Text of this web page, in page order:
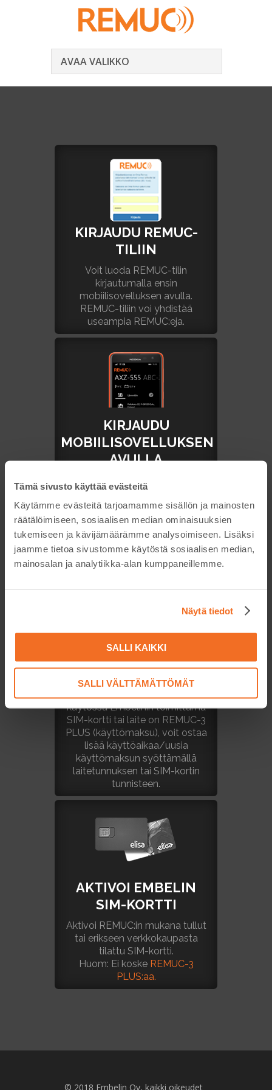
Tämä sivusto käyttää evästeitä
Käytämme evästeitä tarjoamamme sisällön ja mainosten
räätälöimiseen, sosiaalisen median ominaisuuksien
tukemiseen ja kävijämäärämme analysoimiseen. Lisäksi
jaamme tietoa sivustomme käytöstä sosiaalisen median,
mainosalan ja analytiikka-alan kumppaneillemme.
Näytä tiedot
SALLI KAIKKI
SALLI VÄLTTÄMÄTTÖMÄT
AVAA VALIKKO
KIRJAUDU REMUC-
TILIIN
Voit luoda REMUC-tilin
kirjautumalla ensin
mobiilisovelluksen avulla.
REMUC-tiliin voi yhdistää
useampia REMUC:eja.
KIRJAUDU
MOBIILISOVELLUKSEN
AVULLA
Mobiilisovelluksen "Kirjaudu Oma
REMUC:iin"-painikkeella saat
tunnistenumeron, jolla voi
kirjautua palveluun.
UUSI KÄYTTÖMAKSU
(REMUC-3 PLUS)
Jos REMUC-laitteessasi on
käytössä Embelinin toimittama
SIM-kortti tai laite on REMUC-3
PLUS (käyttömaksu), voit ostaa
lisää käyttöaikaa/uusia
käyttömaksun syöttämällä
laitetunnuksen tai SIM-kortin
tunnisteen.
AKTIVOI EMBELIN
SIM-KORTTI
Aktivoi REMUC:in mukana tullut
tai erikseen verkkokaupasta
tilattu SIM-kortti.
Huom: Ei koske REMUC-3
PLUS:aa.
© 2018 Embelin Oy, kaikki oikeudet